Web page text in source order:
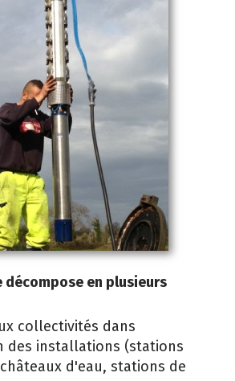
en plusieurs
collectivités dans
des installations (stations
d'eau, stations de